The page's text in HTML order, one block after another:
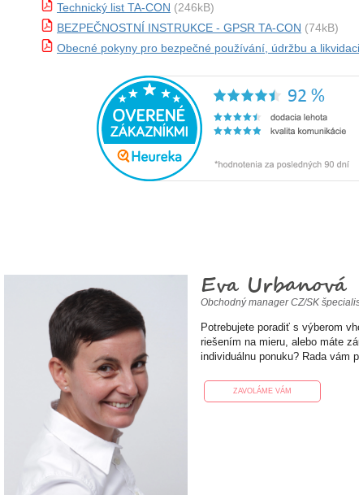
Technický list TA-CON (246kB)
BEZPEČNOSTNÍ INSTRUKCE - GPSR TA-CON (74kB)
Obecné pokyny pro bezpečné používání, údržbu a
Eva Urbanová
Obchodný manager CZ/SK
Potrebujete poradiť s výberom
riešením na mieru, alebo máte
individuálnu ponuku? Rada vám
ZAVOLÁME VÁM